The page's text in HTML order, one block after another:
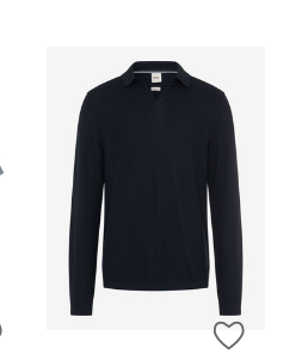
ZUR WUNSCHLISTE HINZUFÜGEN
ZUR